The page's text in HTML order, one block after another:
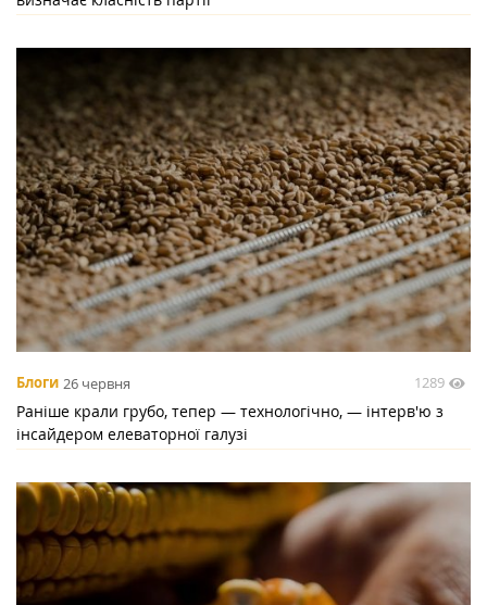
Блоги 26 червня 1289
Раніше крали грубо, тепер — технологічно, — інтерв'ю з
інсайдером елеваторної галузі